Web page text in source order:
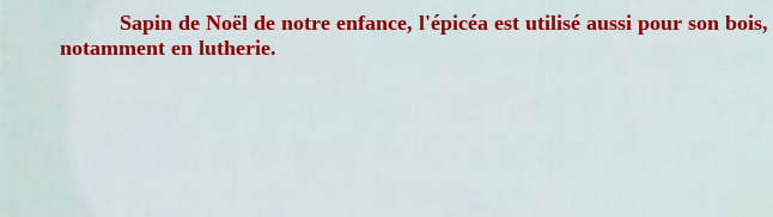
Sapin de Noël de notre enfance, l'épicéa est utilisé aussi pour son bois,
notamment en lutherie.